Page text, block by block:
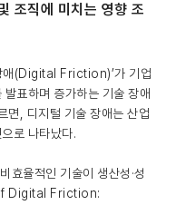
조직에 미치는 영향 조
애(Digital Friction)’가 기업
표하며 증가하는 기술 장애
면, 디지털 기술 장애는 산업
로 나타났다.
효율적인 기술이 생산성·성
Digital Friction: